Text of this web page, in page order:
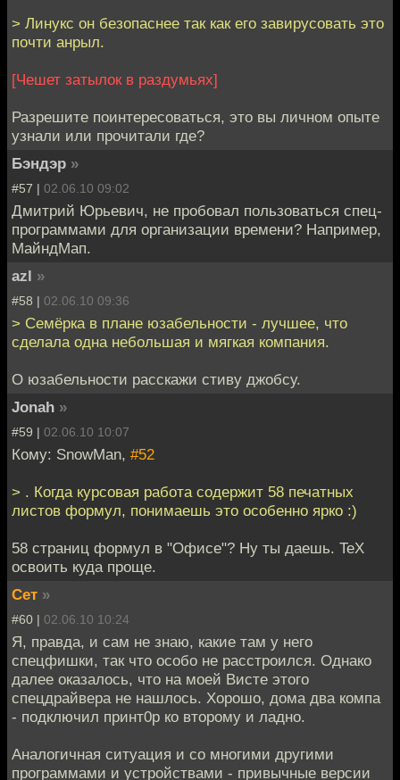
> Линукс он безопаснее так как его завирусовать это
почти анрыл.
[Чешет затылок в раздумьях]
Разрешите поинтересоваться, это вы личном опыте
узнали или прочитали где?
Бэндэр »
#57 | 02.06.10 09:02
Дмитрий Юрьевич, не пробовал пользоваться спец-
программами для организации времени? Например,
МайндМап.
azl »
#58 | 02.06.10 09:36
> Семёрка в плане юзабельности - лучшее, что
сделала одна небольшая и мягкая компания.
О юзабельности расскажи стиву джобсу.
Jonah »
#59 | 02.06.10 10:07
Кому: SnowMan, #52
> . Когда курсовая работа содержит 58 печатных
листов формул, понимаешь это особенно ярко :)
58 страниц формул в "Офисе"? Ну ты даешь. TeX
освоить куда проще.
Сет »
#60 | 02.06.10 10:24
Я, правда, и сам не знаю, какие там у него
спецфишки, так что особо не расстроился. Однако
далее оказалось, что на моей Висте этого
спецдрайвера не нашлось. Хорошо, дома два компа
- подключил принт0р ко второму и ладно.
Аналогичная ситуация и со многими другими
программами и устройствами - привычные версии